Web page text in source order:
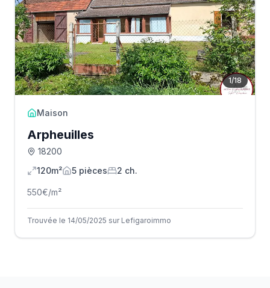
1/18
Maison
Arpheuilles
18200
120m²
5 pièces 2 ch.
550€/m²
Trouvée le 14/05/2025 sur Lefigaroimmo